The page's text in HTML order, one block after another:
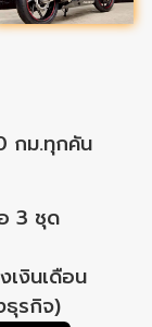
กม.ทุกคัน
3 ชุด
งินเดือน
ธุรกิจ)